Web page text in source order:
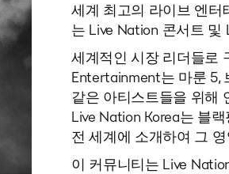
세계 최고의 라이브 엔
는 Live Nation 콘서트 및
세계적인 시장 리더들로
Entertainment는 마룬 5,
같은 아티스트들을 위해
Live Nation Korea는 블
전 세계에 소개하여 그
이 커뮤니티는 Live